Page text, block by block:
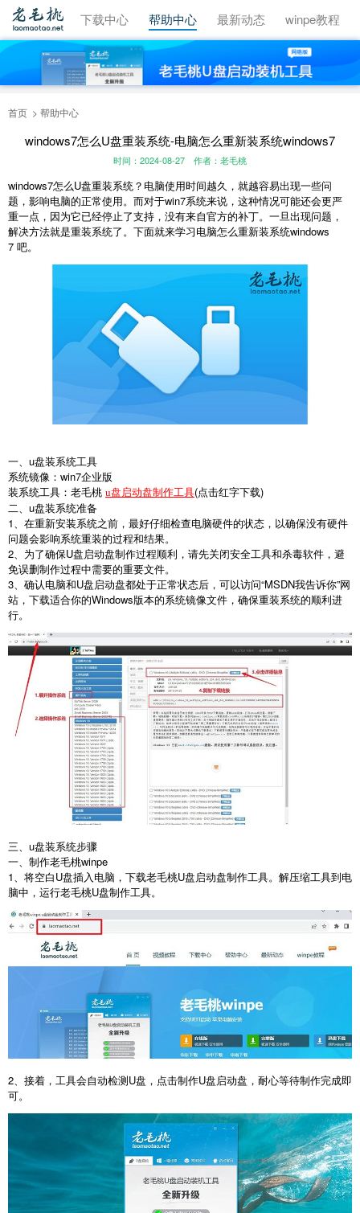
视频教程 下载中心 帮助中心 最新动态 winpe教程
首页 帮助中心
windows7怎么U盘重装系统-电脑怎么重新装系统windows7
时间：2024-08-27 作者：老毛桃
windows7怎么U盘重装系统？电脑使用时间越久，就越容易出现一些问
题，影响电脑的正常使用。而对于win7系统来说，这种情况可能还会更严
重一点，因为它已经停止了支持，没有来自官方的补丁。一旦出现问题，
解决方法就是重装系统了。下面就来学习电脑怎么重新装系统windows
7 吧。
一、 u盘装系统工具
系统镜像： win7企业版
装系统工具：老毛桃 u盘启动盘制作工具(点击红字下载)
二、 u盘装系统准备
1、在重新安装系统之前，最好仔细检查电脑硬件的状态，以确保没有硬件
问题会影响系统重装的过程和结果。
2、为了确保U盘启动盘制作过程顺利，请先关闭安全工具和杀毒软件，避
免误删制作过程中需要的重要文件。
3、确认电脑和U盘启动盘都处于正常状态后，可以访问“MSDN我告诉你”网
站，下载适合你的Windows版本的系统镜像文件，确保重装系统的顺利进
行。
三、 u盘装系统步骤
一、制作老毛桃winpe
1、将空白U盘插入电脑，下载老毛桃U盘启动盘制作工具。解压缩工具到电
脑中，运行老毛桃U盘制作工具。
2 、接着，工具会自动检测U盘，点击制作U盘启动盘，耐心等待制作完成即
可。